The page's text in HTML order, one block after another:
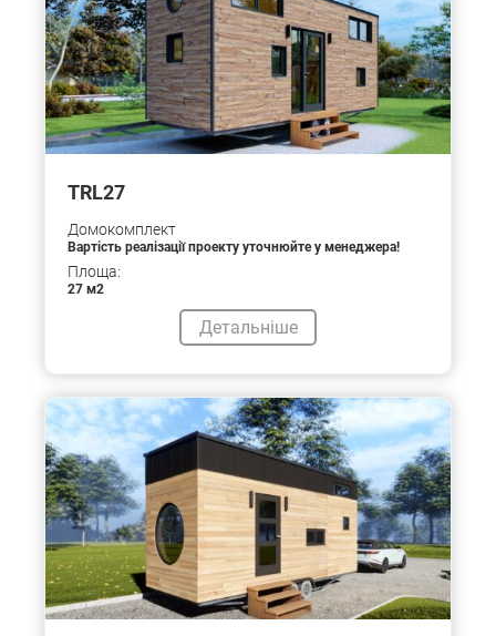
TRL27
Домокомплект
Вартість реалізації проекту уточнюйте у менеджера!
Площа:
27 м2
Детальніше